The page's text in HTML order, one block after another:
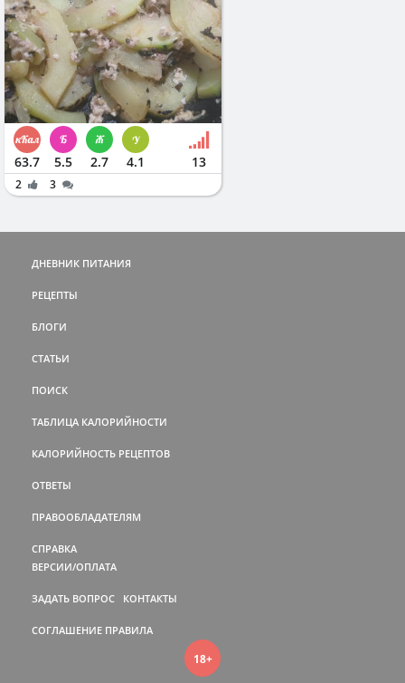
63.7 5.5 2.7 4.1 13
2 3
ДНЕВНИК ПИТАНИЯ
РЕЦЕПТЫ
БЛОГИ
СТАТЬИ
ПОИСК
ТАБЛИЦА КАЛОРИЙНОСТИ
КАЛОРИЙНОСТЬ РЕЦЕПТОВ
ОТВЕТЫ
ПРАВООБЛАДАТЕЛЯМ
СПРАВКА
ВЕРСИИ/ОПЛАТА
ЗАДАТЬ ВОПРОС КОНТАКТЫ
СОГЛАШЕНИЕ ПРАВИЛА
18+